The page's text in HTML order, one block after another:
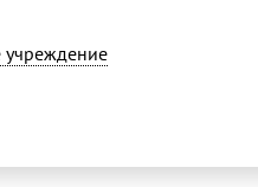
учреждение